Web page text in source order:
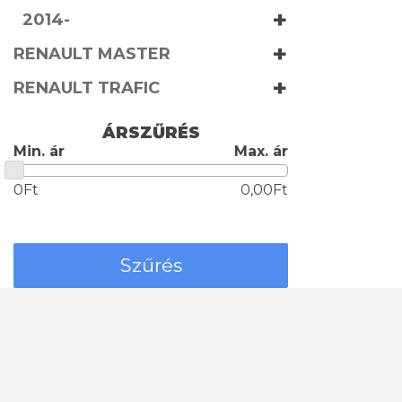
2014- +
RENAULT MASTER +
RENAULT TRAFIC +
ÁRSZŰRÉS
Min. ár Max. ár
0Ft 0,00Ft